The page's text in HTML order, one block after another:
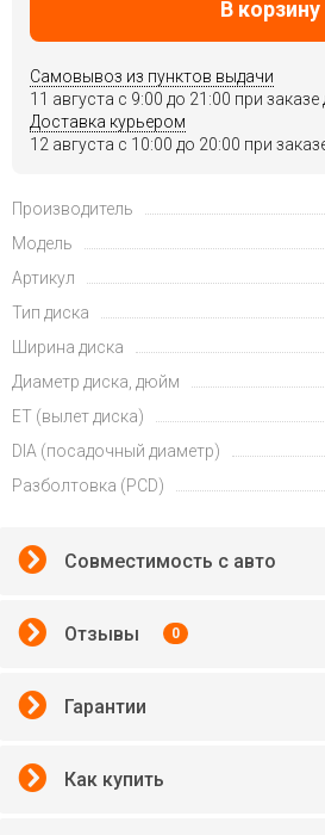
В корзину
Самовывоз из пунктов выдачи
11 августа c 9:00 до 21:00 при заказе
Доставка курьером
12 августа c 10:00 до 20:00 при
Производитель
Модель
Артикул
Тип диска
Ширина диска
Диаметр диска, дюйм
ET (вылет диска)
DIA (посадочный диаметр)
Разболтовка (PCD)
Совместимость с авто
Отзывы 0
Гарантии
Как купить